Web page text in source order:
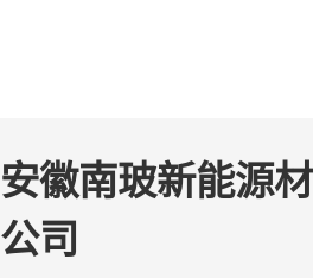
安徽南玻新能源
公司